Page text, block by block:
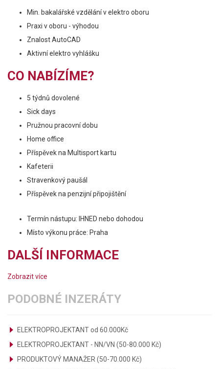
Min. bakalářské vzdělání v elektro oboru
Praxi v oboru - výhodou
Znalost AutoCAD
Aktivní elektro vyhlášku
CO NABÍZÍME?
5 týdnů dovolené
Sick days
Pružnou pracovní dobu
Home office
Příspěvek na Multisport kartu
Kafeterii
Stravenkový paušál
Příspěvek na penzijní připojištění
Termín nástupu: IHNED nebo dohodou
Místo výkonu práce: Praha
DALŠÍ INFORMACE
Zobrazit více
PODOBNÉ INZERÁTY
ELEKTROPROJEKTANT od 60.000Kč
ELEKTROPROJEKTANT - NN/VN (50-80.000 Kč)
PRODUKTOVÝ MANAŽER (50-70.000 Kč)